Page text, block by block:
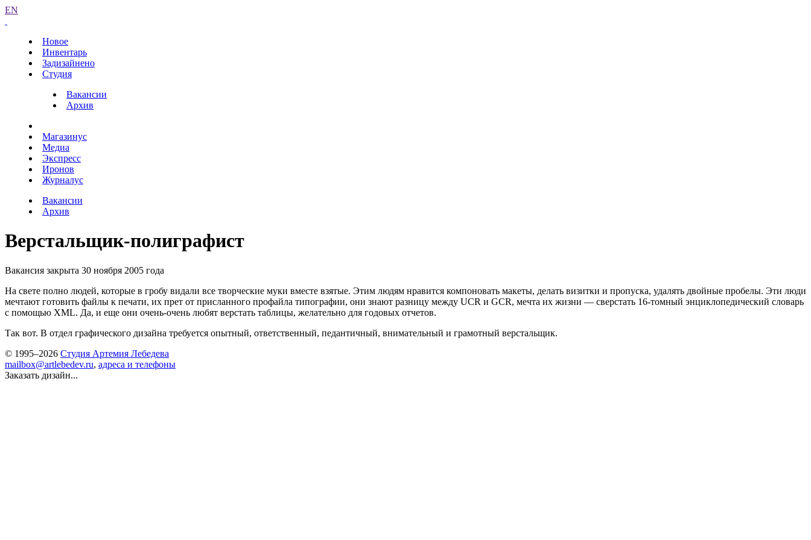
EN
Новое
Инвентарь
Задизайнено
Студия
Вакансии
Архив
Магазинус
Медиа
Экспресс
Иронов
Журналус
Вакансии
Архив
Верстальщик-полиграфист
Вакансия закрыта 30 ноября 2005 года
На свете полно людей, которые в гробу видали все творческие муки вместе взятые. Этим людям нравится компоновать макеты, делать визитки и пропуска, удалять двойные пробелы. Эти люди
мечтают готовить файлы к печати, их прет от присланного профайла типографии, они знают разницу между UCR и GCR, мечта их жизни — сверстать 16-томный энциклопедический словарь
с помощью XML. Да, и еще они очень-очень любят верстать таблицы, желательно для годовых отчетов.
Так вот. В отдел графического дизайна требуется опытный, ответственный, педантичный, внимательный и грамотный верстальщик.
© 1995–2026 Студия Артемия Лебедева
mailbox@artlebedev.ru, адреса и телефоны
Заказать дизайн...